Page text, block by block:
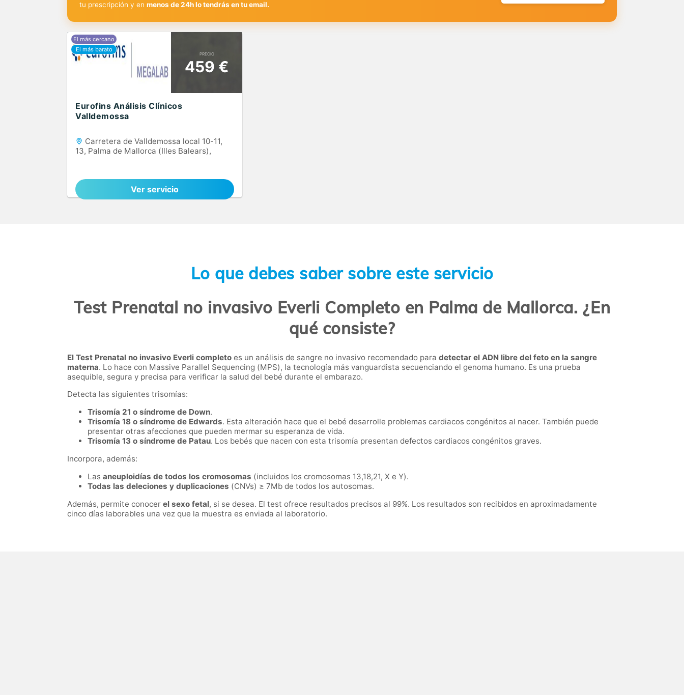
tu prescripción y en menos de 24h lo tendrás en tu email.
PRECIO
459 €
Eurofins Análisis Clínicos
Valldemossa
Carretera de Valldemossa local 10-11,
13, Palma de Mallorca (Illes Balears),
Ver servicio
Lo que debes saber sobre este servicio
Test Prenatal no invasivo Everli Completo en Palma de Mallorca. ¿En
qué consiste?
El Test Prenatal no invasivo Everli completo es un análisis de sangre no invasivo recomendado para detectar el ADN libre del feto en la sangre
materna. Lo hace con Massive Parallel Sequencing (MPS), la tecnología más vanguardista secuenciando el genoma humano. Es una prueba
asequible, segura y precisa para verificar la salud del bebé durante el embarazo.
Detecta las siguientes trisomías:
Trisomía 21 o síndrome de Down.
Trisomía 18 o síndrome de Edwards. Esta alteración hace que el bebé desarrolle problemas cardiacos congénitos al nacer. También puede
presentar otras afecciones que pueden mermar su esperanza de vida.
Trisomía 13 o síndrome de Patau. Los bebés que nacen con esta trisomía presentan defectos cardiacos congénitos graves.
Incorpora, además:
Las aneuploidías de todos los cromosomas (incluidos los cromosomas 13,18,21, X e Y).
Todas las deleciones y duplicaciones (CNVs) ≥ 7Mb de todos los autosomas.
Además, permite conocer el sexo fetal, si se desea. El test ofrece resultados precisos al 99%. Los resultados son recibidos en aproximadamente
cinco días laborables una vez que la muestra es enviada al laboratorio.